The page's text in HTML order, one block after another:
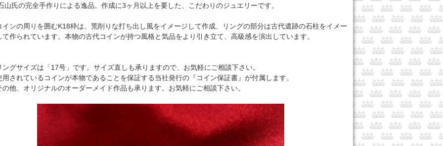
山氏の完全手作りによる逸品。作成に3ヶ月以上を要した、こだわりのジュエリーです。
ンの周りを囲むK18枠は、荒削りな打ち出し風をイメージして作成、リングの部分は古代遺跡の石柱をイメー
て作られています。本物の古代コインが持つ風格と気品をより引き立て、高級感を演出しています。
グサイズは「17号」です。サイズ直しも承りますので、お気軽にご相談下さい。
されているコインが本物であることを保証する当社発行の『コイン保証書』が付属します。
他、オリジナルのオーダーメイド作品も承ります。お気軽にご相談下さい。